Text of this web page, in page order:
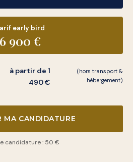
early bird
6 900 €
à partir de 1
490 €
(hors transport &
hébergement)
MA CANDIDATURE
candidature : 50 €